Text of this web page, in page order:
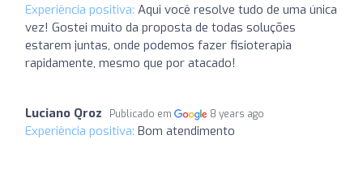
Experiência positiva: Aqui você resolve tudo de uma única
vez! Gostei muito da proposta de todas soluções
estarem juntas, onde podemos fazer fisioterapia
rapidamente, mesmo que por atacado!
Luciano Qroz Publicado em 8 years ago
Experiência positiva: Bom atendimento